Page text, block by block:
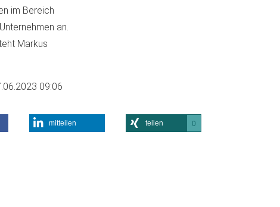
im Bereich
an.
Markus
09:06
mitteilen teilen 0